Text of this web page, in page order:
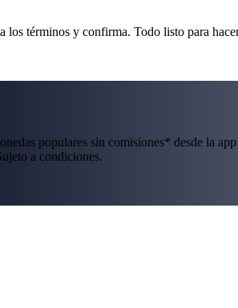
los términos y confirma. Todo listo para
populares sin comisiones* desde la
a condiciones.